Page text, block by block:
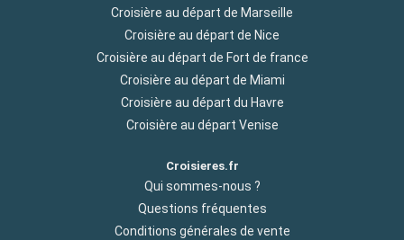
Croisière au départ de Marseille
Croisière au départ de Nice
Croisière au départ de Fort de france
Croisière au départ de Miami
Croisière au départ du Havre
Croisière au départ Venise
Croisieres.fr
Qui sommes-nous ?
Questions fréquentes
Conditions générales de vente